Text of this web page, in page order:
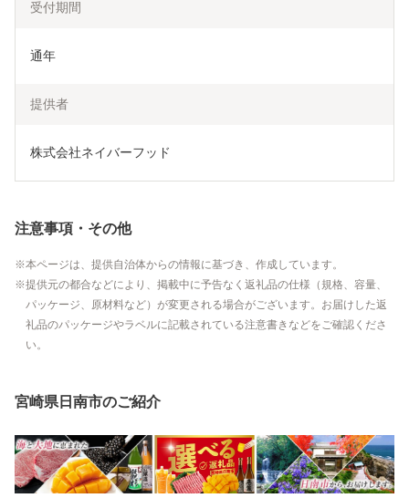
受付期間
通年
提供者
株式会社ネイバーフッド
注意事項・その他
本ページは、提供自治体からの情報に基づき、作成しています。
提供元の都合などにより、掲載中に予告なく返礼品の仕様（規格、容量、
パッケージ、原材料など）が変更される場合がございます。お届けした返
礼品のパッケージやラベルに記載されている注意書きなどをご確認くださ
い。
宮崎県日南市のご紹介